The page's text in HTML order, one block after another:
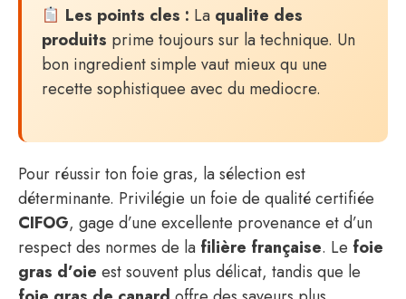
Les points cles : La qualite des
produits prime toujours sur la technique. Un
bon ingredient simple vaut mieux qu une
recette sophistiquee avec du mediocre.
Pour réussir ton foie gras, la sélection est
déterminante. Privilégie un foie de qualité certifiée
CIFOG, gage d’une excellente provenance et d’un
respect des normes de la filière française. Le foie
gras d’oie est souvent plus délicat, tandis que le